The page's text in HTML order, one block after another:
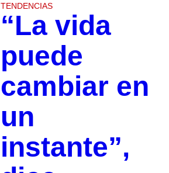
TENDENCIAS
“La vida
puede
cambiar en
un
instante”,